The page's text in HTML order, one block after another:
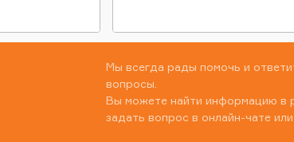
Мы всегда рады помочь и
вопросы.
Вы можете найти информацию в
задать вопрос в онлайн-чате